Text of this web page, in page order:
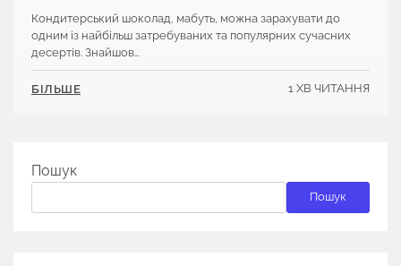
Кондитерський шоколад, мабуть, можна зарахувати до
одним із найбільш затребуваних та популярних сучасних
десертів. Знайшов…
БІЛЬШЕ 1 ХВ ЧИТАННЯ
Пошук
Пошук